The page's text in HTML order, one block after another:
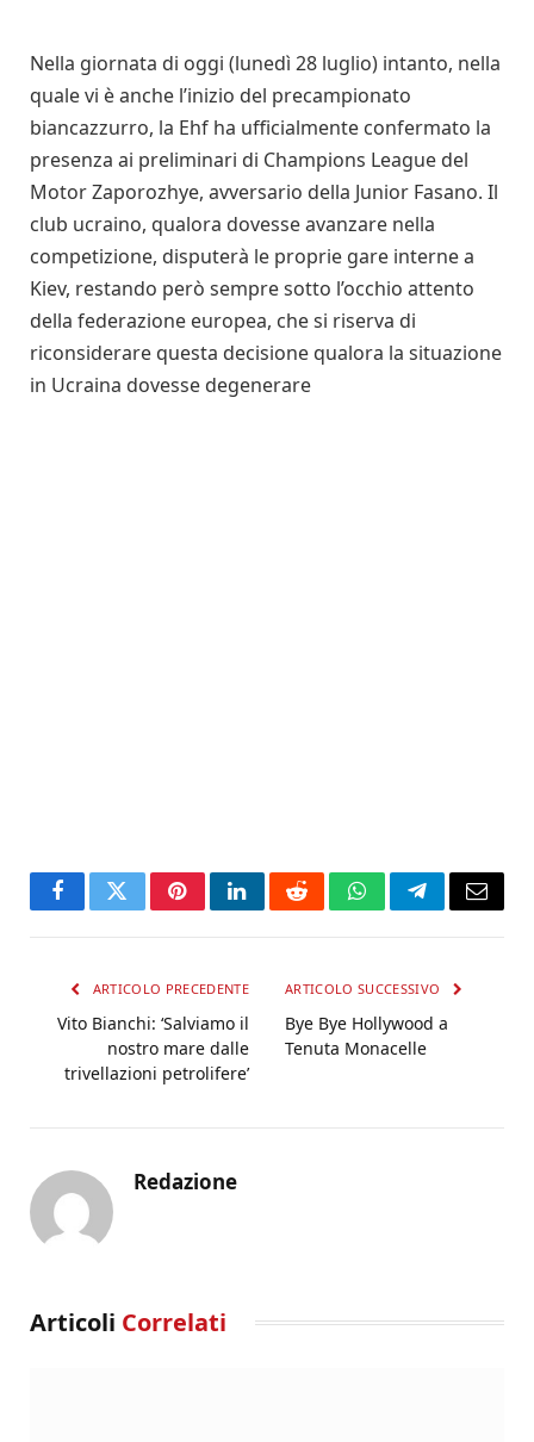
Nella giornata di oggi (lunedì 28 luglio) intanto, nella
quale vi è anche l’inizio del precampionato
biancazzurro, la Ehf ha ufficialmente confermato la
presenza ai preliminari di Champions League del
Motor Zaporozhye, avversario della Junior Fasano. Il
club ucraino, qualora dovesse avanzare nella
competizione, disputerà le proprie gare interne a
Kiev, restando però sempre sotto l’occhio attento
della federazione europea, che si riserva di
riconsiderare questa decisione qualora la situazione
in Ucraina dovesse degenerare
FacebookTwitterPinterestLinkedInRedditWhatsAppTelegramEmail
ARTICOLO PRECEDENTE
Vito Bianchi: ‘Salviamo il
nostro mare dalle
trivellazioni petrolifere’
ARTICOLO SUCCESSIVO
Bye Bye Hollywood a
Tenuta Monacelle
Redazione
Articoli Correlati